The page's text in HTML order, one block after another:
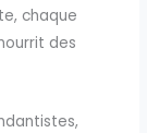
chaque
des